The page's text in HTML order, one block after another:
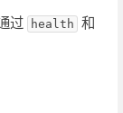
过 health 和